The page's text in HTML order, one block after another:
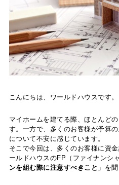
こんにちは、ワールドハウスです。
マイホームを建てる際、ほとんど
す。一方で、多くのお客様が予算
について不安に感じています。
そこで今回は、多くのお客様に資
ールドハウスのFP（ファイナンシ
ンを組む際に注意すべきこと 」を